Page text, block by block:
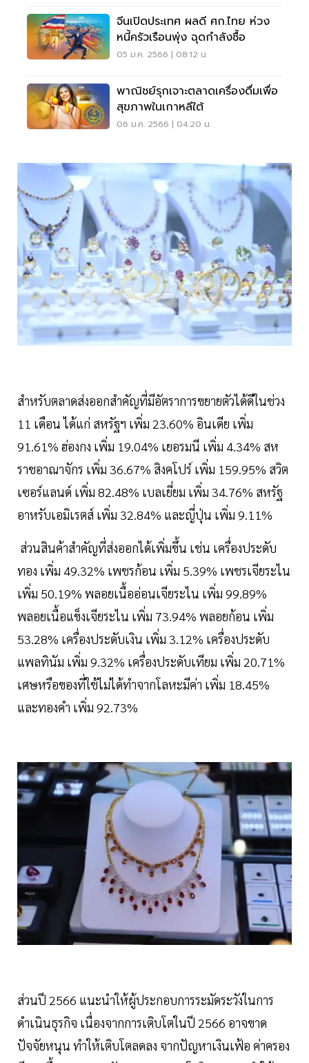
จีนเปิดประเทศ ผลดี ศก.ไทย ห่วง
หนี้ครัวเรือนพุ่ง ฉุดกำลังซื้อ
05 ม.ค. 2566 | 08:12 น.
พาณิชย์รุกเจาะตลาดเครื่องดื่มเพื่อ
สุขภาพในเกาหลีใต้
06 ม.ค. 2566 | 04:20 น.
สำหรับตลาดส่งออกสำคัญที่มีอัตราการขยายตัวได้ดีในช่วง
11 เดือน ได้แก่ สหรัฐฯ เพิ่ม 23.60% อินเดีย เพิ่ม
91.61% ฮ่องกง เพิ่ม 19.04% เยอรมนี เพิ่ม 4.34% สห
ราชอาณาจักร เพิ่ม 36.67% สิงคโปร์ เพิ่ม 159.95% สวิต
เซอร์แลนด์ เพิ่ม 82.48% เบลเยี่ยม เพิ่ม 34.76% สหรัฐ
อาหรับเอมิเรตส์ เพิ่ม 32.84% และญี่ปุ่น เพิ่ม 9.11%
ส่วนสินค้าสำคัญที่ส่งออกได้เพิ่มขึ้น เช่น เครื่องประดับ
ทอง เพิ่ม 49.32% เพชรก้อน เพิ่ม 5.39% เพชรเจียระไน
เพิ่ม 50.19% พลอยเนื้ออ่อนเจียระไน เพิ่ม 99.89%
พลอยเนื้อแข็งเจียระไน เพิ่ม 73.94% พลอยก้อน เพิ่ม
53.28% เครื่องประดับเงิน เพิ่ม 3.12% เครื่องประดับ
แพลทินัม เพิ่ม 9.32% เครื่องประดับเทียม เพิ่ม 20.71%
เศษหรือของที่ใช้ไม่ได้ทำจากโลหะมีค่า เพิ่ม 18.45%
และทองคำ เพิ่ม 92.73%
ส่วนปี 2566 แนะนำให้ผู้ประกอบการระมัดระวังในการ
ดำเนินธุรกิจ เนื่องจากการเติบโตในปี 2566 อาจขาด
ปัจจัยหนุน ทำให้เติบโตลดลง จากปัญหาเงินเฟ้อ ค่าครอง